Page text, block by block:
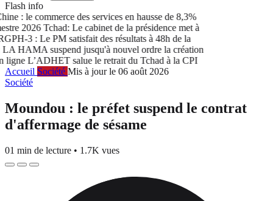
Flash info
: le commerce des services en hausse de 8,3%
2026Tchad: Le cabinet de la présidence met à
3 : Le PM satisfait des résultats à 48h de la
HAMA suspend jusqu'à nouvel ordre la création
L’ADHET salue le retrait du Tchad à la CPI
Accueil Société Mis à jour le 06 août 2026
Société
Moundou : le préfet suspend le contrat
d'affermage de sésame
01 min de lecture • 1.7K vues